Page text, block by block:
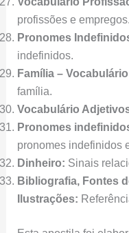
profissões e empregos.
Pronomes
indefinidos.
Família –
família.
Vocabulário
Pronomes
pronomes indefinidos
Dinheiro: Sinais
Bibliografia, Fontes
Ilustrações: